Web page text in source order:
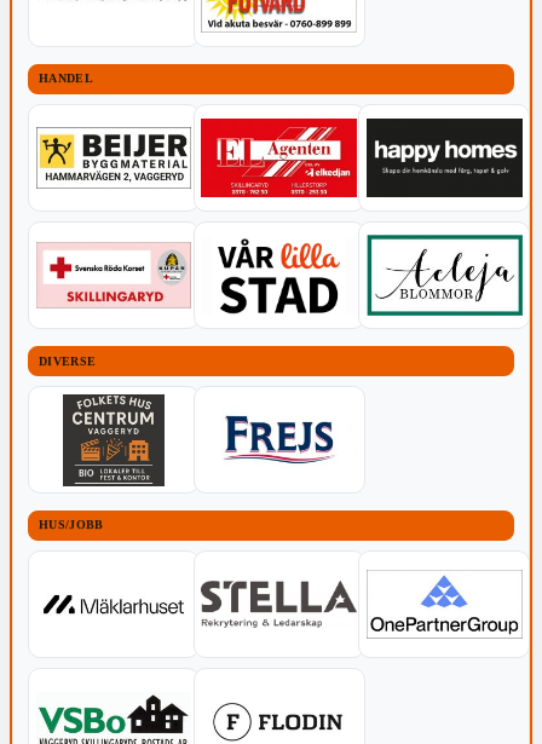
HANDEL
DIVERSE
HUS/JOBB